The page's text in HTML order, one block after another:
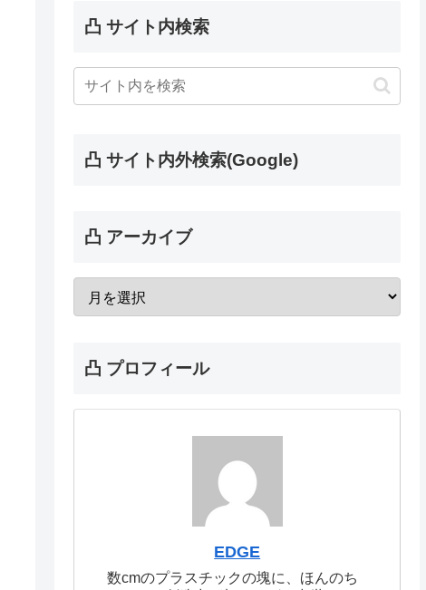
凸 サイト内検索
凸 サイト内外検索(Google)
凸 アーカイブ
凸 プロフィール
EDGE
数cmのプラスチックの塊に、ほんのち